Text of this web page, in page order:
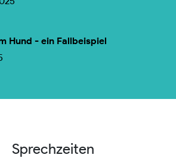
Hund - ein Fallbeispiel
Sprechzeiten